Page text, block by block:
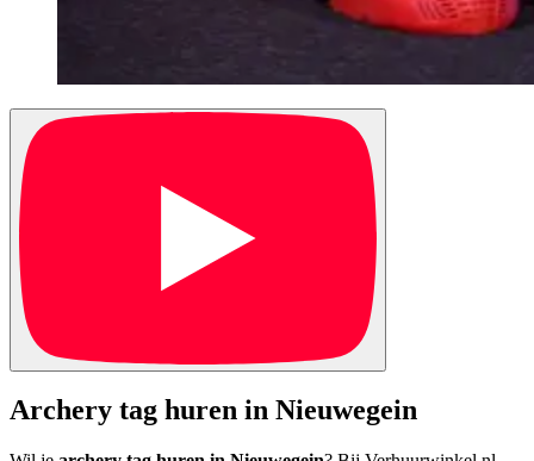
Archery tag huren in Nieuwegein